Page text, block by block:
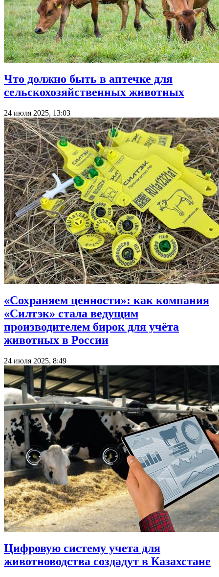
Что должно быть в аптечке для
сельскохозяйственных животных
24 июля 2025, 13:03
«Сохраняем ценности»: как компания
«Силтэк» стала ведущим
производителем бирок для учёта
животных в России
24 июля 2025, 8:49
Цифровую систему учета для
животноводства создадут в Казахстане